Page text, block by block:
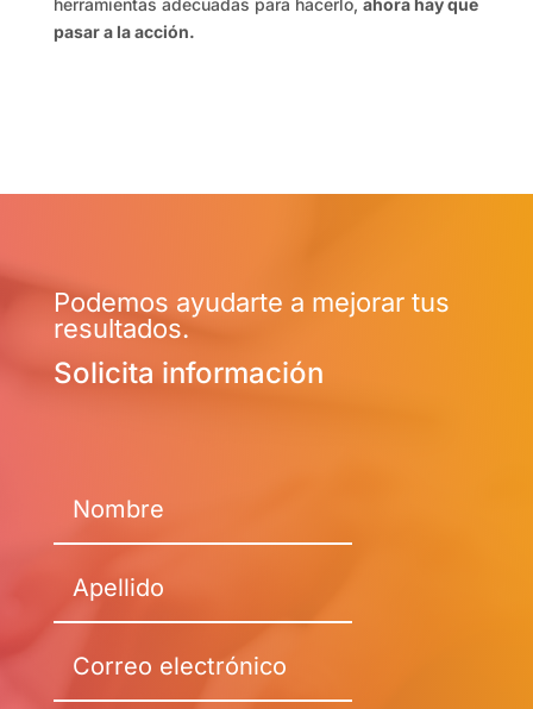
herramientas adecuadas para hacerlo, ahora hay que
pasar a la acción.
Podemos ayudarte a mejorar tus
resultados.
Solicita información